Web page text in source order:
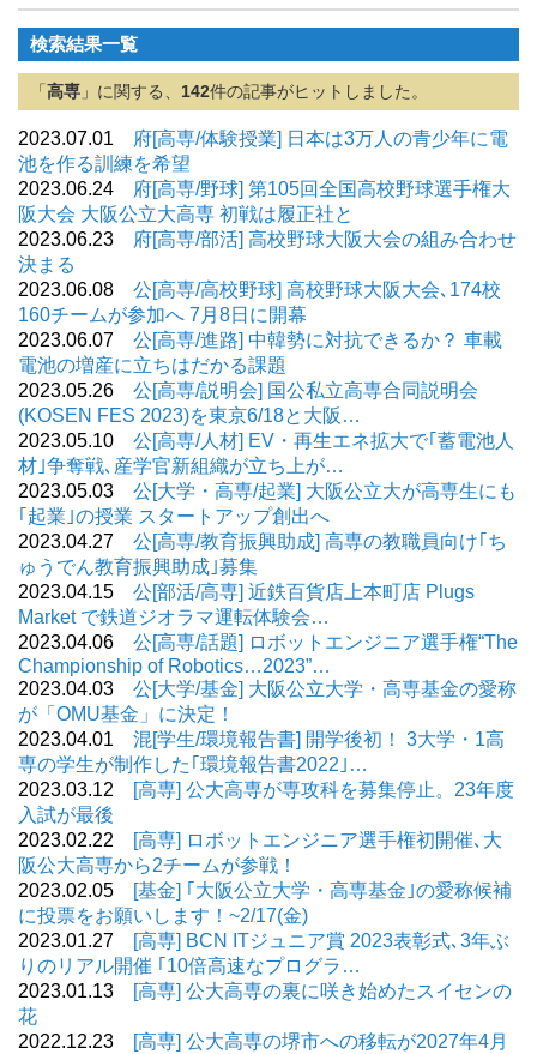
検索結果一覧
「 高専 」に関する、 142件の記事がヒットしました。
2023.07.01
府[高専/体験授業] 日本は3万人の青少年に電
池を作る訓練を希望
2023.06.24
府[高専/野球] 第105回全国高校野球選手権大
阪大会 大阪公立大高専 初戦は履正社と
2023.06.23
府[高専/部活] 高校野球大阪大会の組み合わせ
決まる
2023.06.08 公[高専/高校野球] 高校野球大阪大会､174校
160チームが参加へ 7月8日に開幕
2023.06.07 公[高専/進路] 中韓勢に対抗できるか？ 車載
電池の増産に立ちはだかる課題
2023.05.26 公[高専/説明会] 国公私立高専合同説明会
(KOSEN FES 2023)を東京6/18と大阪…
2023.05.10 公[高専/人材] EV・再生エネ拡大で｢蓄電池人
材｣争奪戦､産学官新組織が立ち上が…
2023.05.03 公[大学・高専/起業] 大阪公立大が高専生にも
｢起業｣の授業 スタートアップ創出へ
2023.04.27 公[高専/教育振興助成] 高専の教職員向け｢ち
ゅうでん教育振興助成｣募集
2023.04.15 公[部活/高専] 近鉄百貨店上本町店 Plugs
Market で鉄道ジオラマ運転体験会…
2023.04.06 公[高専/話題] ロボットエンジニア選手権“The
Championship of Robotics…2023”…
2023.04.03 公[大学/基金] 大阪公立大学・高専基金の愛称
が「OMU基金」に決定！
2023.04.01 混[学生/環境報告書] 開学後初！ 3大学・1高
専の学生が制作した｢環境報告書2022｣…
2023.03.12
[高専] 公大高専が専攻科を募集停止。23年度
入試が最後
2023.02.22
[高専] ロボットエンジニア選手権初開催､大
阪公大高専から2チームが参戦！
2023.02.05
[基金] ｢大阪公立大学・高専基金｣の愛称候補
に投票をお願いします！~2/17(金)
2023.01.27
[高専] BCN ITジュニア賞 2023表彰式､3年ぶ
りのリアル開催 ｢10倍高速なプログラ…
2023.01.13
[高専] 公大高専の裏に咲き始めたスイセンの
花
2022.12.23
[高専] 公大高専の堺市への移転が2027年4月